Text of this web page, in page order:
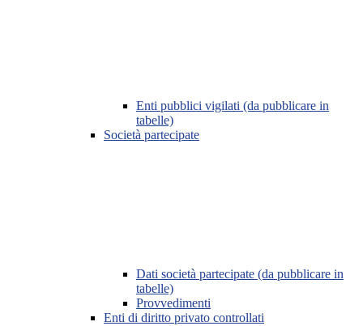
Enti pubblici vigilati (da pubblicare in
tabelle)
Società partecipate
Dati società partecipate (da pubblicare in
tabelle)
Provvedimenti
Enti di diritto privato controllati